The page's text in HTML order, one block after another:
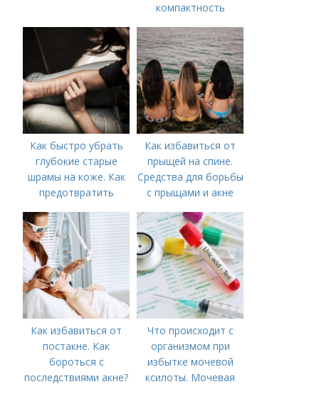
компактность
Как быстро убрать
глубокие старые
шрамы на коже. Как
предотвратить
Как избавиться от
прыщей на спине.
Средства для борьбы
с прыщами и акне
Как избавиться от
постакне. Как
бороться с
последствиями акне?
Что происходит с
организмом при
избытке мочевой
ксилоты. Мочевая